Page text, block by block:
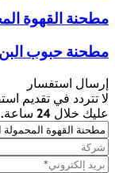
مطحنة القهوة
مطحنة حبوب البن
إرسال استفسار
لا تتردد في تقديم
عليك خلال 24 ساعة.